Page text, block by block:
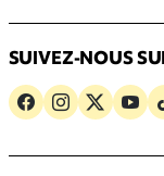
SUIVEZ-NOUS